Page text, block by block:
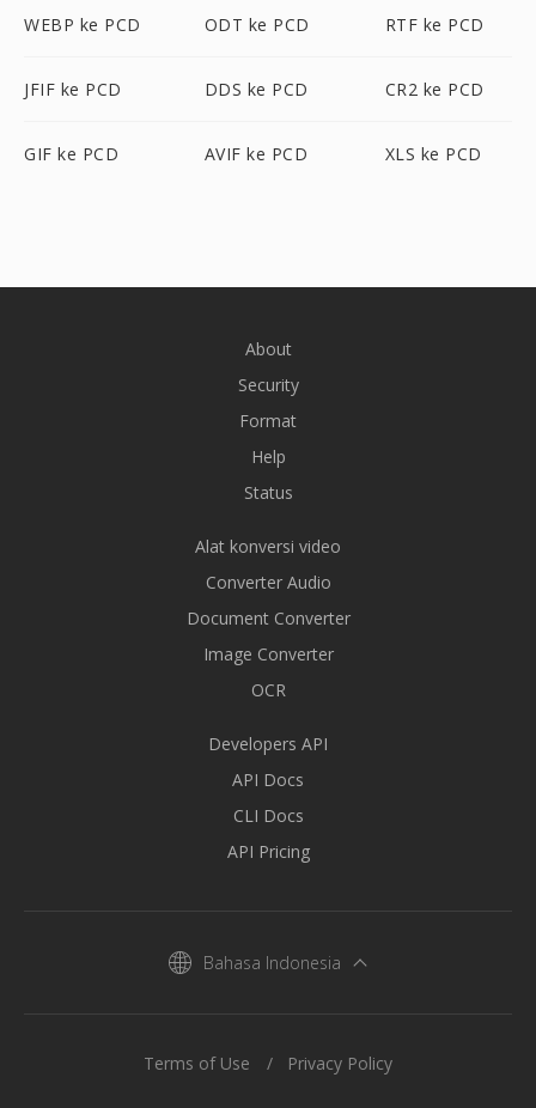
WEBP ke PCD ODT ke PCD RTF ke PCD
JFIF ke PCD DDS ke PCD CR2 ke PCD
GIF ke PCD AVIF ke PCD XLS ke PCD
About
Security
Format
Help
Status
Alat konversi video
Converter Audio
Document Converter
Image Converter
OCR
Developers API
API Docs
CLI Docs
API Pricing
Bahasa Indonesia
Terms of Use Privacy Policy